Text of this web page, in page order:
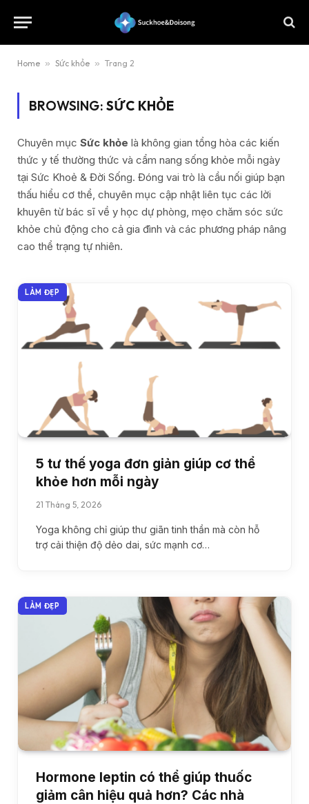
Home » Sức khỏe » Trang 2
BROWSING: SỨC KHỎE
Chuyên mục Sức khỏe là không gian tổng hòa các kiến
thức y tế thường thức và cẩm nang sống khỏe mỗi ngày
tại Sức Khoẻ & Đời Sống. Đóng vai trò là cầu nối giúp bạn
thấu hiểu cơ thể, chuyên mục cập nhật liên tục các lời
khuyên từ bác sĩ về y học dự phòng, mẹo chăm sóc sức
khỏe chủ động cho cả gia đình và các phương pháp nâng
cao thể trạng tự nhiên.
LÀM ĐẸP
5 tư thế yoga đơn giản giúp cơ thể
khỏe hơn mỗi ngày
21 Tháng 5, 2026
Yoga không chỉ giúp thư giãn tinh thần mà còn hỗ
trợ cải thiện độ dẻo dai, sức mạnh cơ…
LÀM ĐẸP
Hormone leptin có thể giúp thuốc
giảm cân hiệu quả hơn? Các nhà